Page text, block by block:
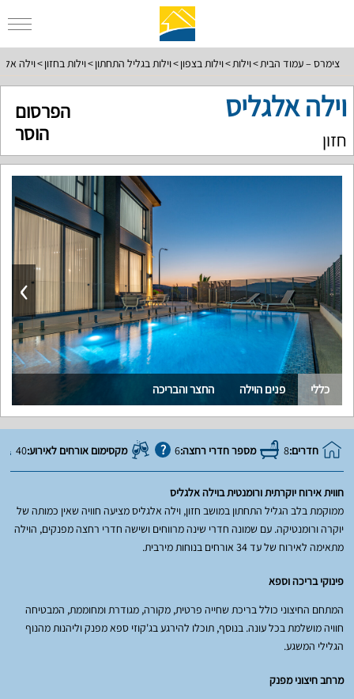
צימרס – עמוד הבית וילות וילות בצפון וילות בגליל התחתון וילות בחזון וילה
וילה אלגליס
חזון
הפרסום
הוסר
›
כללי פנים הוילה החצר והבריכה
חדרים:8 מספר חדרי רחצה:6 מקסימום אורחים לאירוע:40
חווית אירוח יוקרתית ורומנטית בוילה אלגליס
ממוקמת בלב הגליל התחתון במושב חזון, וילה אלגליס מציעה חוויה שאין כמותה של
יוקרה ורומנטיקה. עם שמונה חדרי שינה מרווחים ושישה חדרי רחצה מפנקים, הוילה
מתאימה לאירוח של עד 34 אורחים בנוחות מירבית.
פינוקי בריכה וספא
המתחם החיצוני כולל בריכת שחייה פרטית, מקורה, מגודרת ומחוממת, המבטיחה
חוויה מושלמת בכל עונה. בנוסף, תוכלו להירגע בג'קוזי ספא מפנק וליהנות מהנוף
הגלילי המשגע.
מרחב חיצוני מפנק